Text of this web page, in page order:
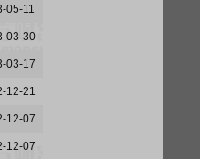
05-11
03-30
03-17
12-21
12-07
12-07